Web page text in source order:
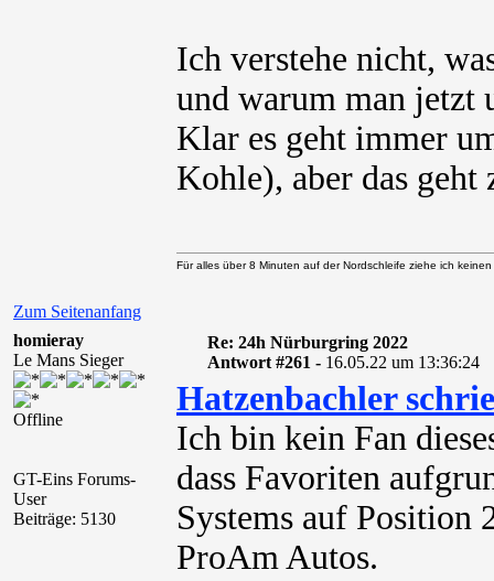
Ich verstehe nicht,
und warum man jetzt
Klar es geht immer
Kohle), aber das geht
Zum Seitenanfang
Für alles über 8 Minuten auf der Nordschleife ziehe ich keinen
homieray
Le Mans Sieger
Offline
GT-Eins Forums-
User
Beiträge: 5130
Re: 24h Nürburgring 2022
Antwort #261 - 16.05.22 um 13:36:24
Hatzenbachler
Ich bin kein Fan
dass Favoriten
Systems auf Position
ProAm Autos.